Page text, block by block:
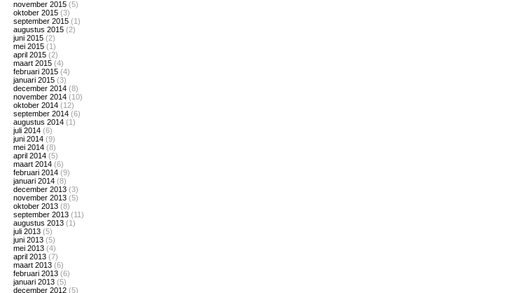
november 2015 (5)
oktober 2015 (3)
september 2015 (1)
augustus 2015 (2)
juni 2015 (2)
mei 2015 (1)
april 2015 (2)
maart 2015 (4)
februari 2015 (4)
januari 2015 (3)
december 2014 (8)
november 2014 (10)
oktober 2014 (12)
september 2014 (6)
augustus 2014 (1)
juli 2014 (6)
juni 2014 (9)
mei 2014 (8)
april 2014 (5)
maart 2014 (6)
februari 2014 (9)
januari 2014 (8)
december 2013 (3)
november 2013 (5)
oktober 2013 (8)
september 2013 (11)
augustus 2013 (1)
juli 2013 (5)
juni 2013 (5)
mei 2013 (4)
april 2013 (7)
maart 2013 (6)
februari 2013 (6)
januari 2013 (5)
december 2012 (5)